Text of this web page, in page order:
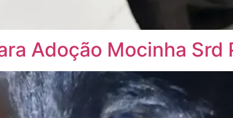
Adoção Mocinha Srd